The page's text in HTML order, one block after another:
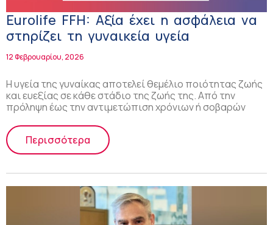
Eurolife FFH: Αξία έχει η ασφάλεια να
στηρίζει τη γυναικεία υγεία
12 Φεβρουαρίου, 2026
Η υγεία της γυναίκας αποτελεί θεμέλιο ποιότητας ζωής
και ευεξίας σε κάθε στάδιο της ζωής της. Από την
πρόληψη έως την αντιμετώπιση χρόνιων ή σοβαρών
Περισσότερα